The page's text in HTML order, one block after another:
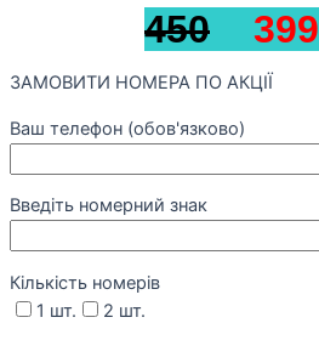
450
399
ЗАМОВИТИ НОМЕРА ПО АКЦІЇ
Ваш телефон (обов'язково)
Введіть номерний знак
Кількість номерів
1 шт.
2 шт.